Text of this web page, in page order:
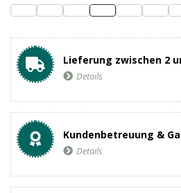
Lieferung zwischen 2
Details
Kundenbetreuung &
Details